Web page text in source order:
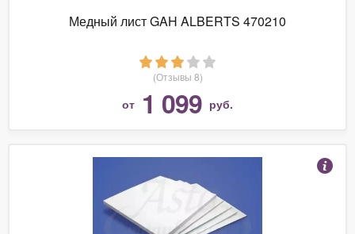
Медный лист GAH ALBERTS 470210
(Отзывы 8)
от 1 099 руб.